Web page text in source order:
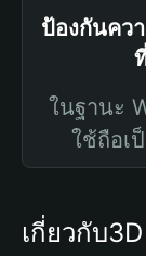
ป้องกันคว
ในฐานะ
ใช้ถือเ
เกี่ยวกับ